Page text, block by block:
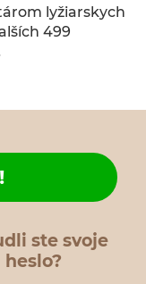
lyžiarskych
499
ste svoje
heslo?